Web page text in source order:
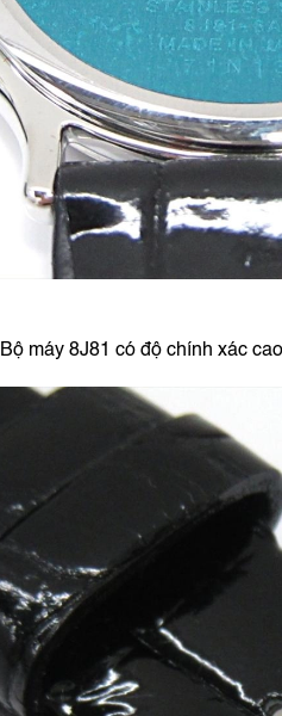
Bộ máy 8J81 có độ chính xác